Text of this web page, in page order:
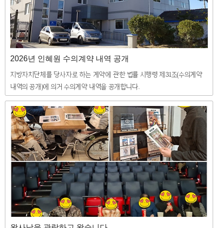
2026년 인혜원 수의계약 내역 공개
지방자치단체를 당사자로 하는 계약에 관한 법률 시행령 제31조(수의계약
내역의 공개)에 의거 수의계약 내역을 공개합니다.